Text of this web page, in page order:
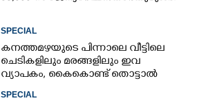
SPECIAL
കനത്തമഴയുടെ പിന്നാലെ വീട്ടിലെ
ചെടികളിലും മരങ്ങളിലും ഇവ
വ്യാപകം, കൈകൊണ്ട് തൊട്ടാൽ
SPECIAL